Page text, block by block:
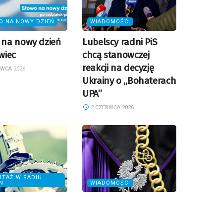
NA NOWY DZIEŃ
na nowy dzień
2026
WIADOMOŚCI
Lubelscy radni PiS
chcą stanowczej
reakcji na decyzję
Ukrainy o „Bohaterach
UPA”
2 CZERWCA 2026
W RADIU
WIADOMOŚCI